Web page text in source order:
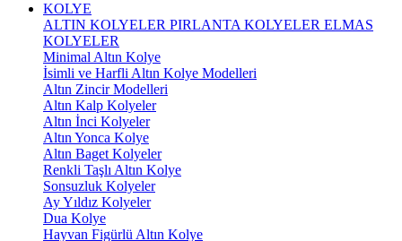
KOLYE
ALTIN KOLYELER PIRLANTA KOLYELER ELMAS
KOLYELER
Minimal Altın Kolye
İsimli ve Harfli Altın Kolye Modelleri
Altın Zincir Modelleri
Altın Kalp Kolyeler
Altın İnci Kolyeler
Altın Yonca Kolye
Altın Baget Kolyeler
Renkli Taşlı Altın Kolye
Sonsuzluk Kolyeler
Ay Yıldız Kolyeler
Dua Kolye
Hayvan Figürlü Altın Kolye